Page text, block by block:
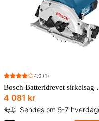
4.0 (1)
Bosch
4 081 kr
Sendes om 5-7